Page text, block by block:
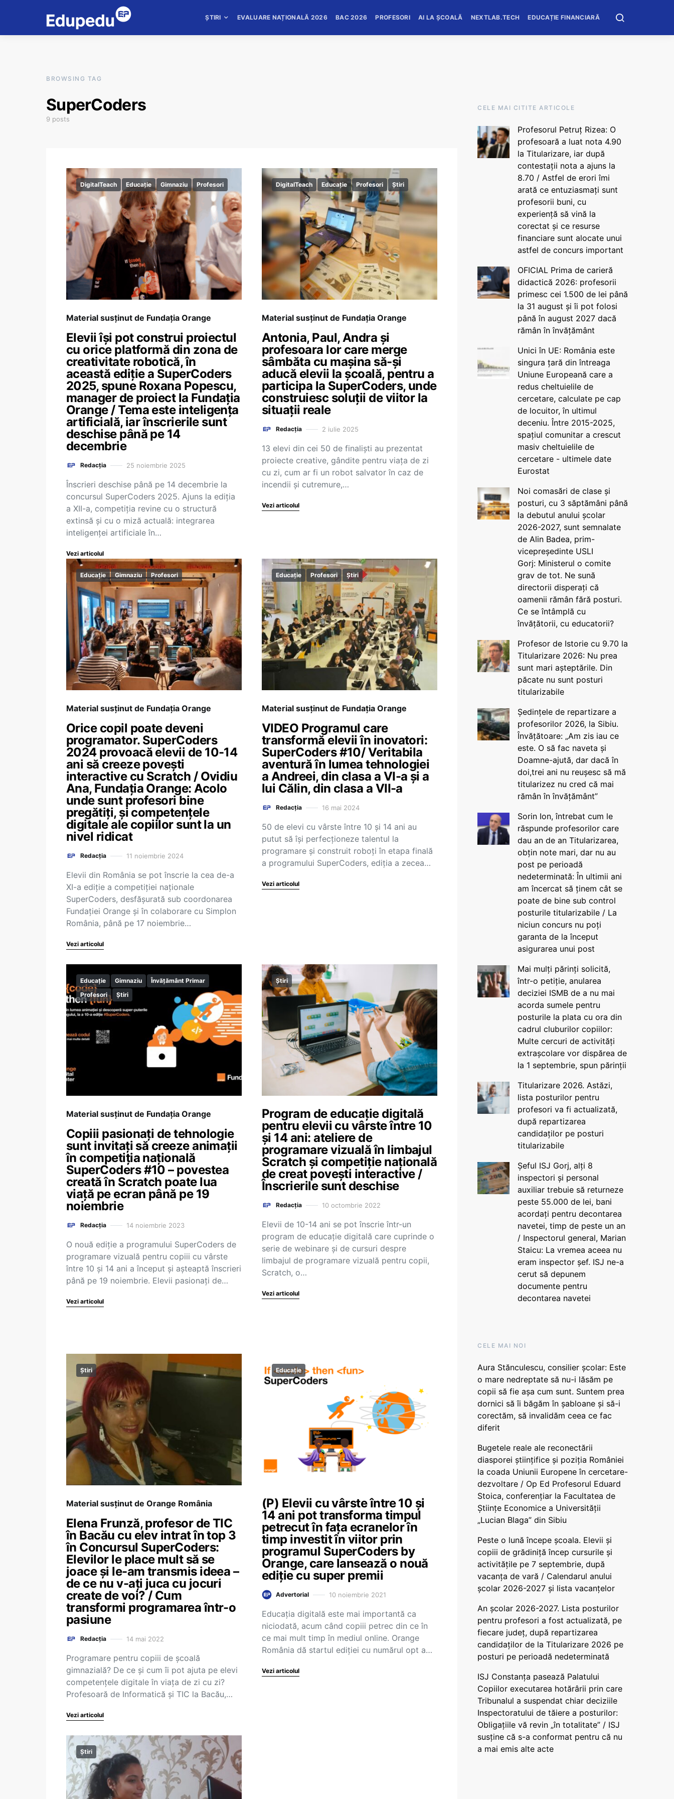
ȘTIRI EVALUARE NAȚIONALĂ 2026 BAC 2026 PROFESORI AI LA ȘCOALĂ NEXTLAB.TECH EDUCAȚIE FINANCIARĂ
BROWSING TAG
SuperCoders
9 posts
DigitalTeach Educație Gimnaziu Profesori
Material susținut de Fundația Orange
Elevii își pot construi proiectul
cu orice platformă din zona de
creativitate robotică, în
această ediție a SuperCoders
2025, spune Roxana Popescu,
manager de proiect la Fundația
Orange / Tema este inteligența
artificială, iar înscrierile sunt
deschise până pe 14
decembrie
Redacția 25 noiembrie 2025
Înscrieri deschise până pe 14 decembrie la
concursul SuperCoders 2025. Ajuns la ediția
a XII-a, competiția revine cu o structură
extinsă și cu o miză actuală: integrarea
inteligenței artificiale în…
Vezi articolul
DigitalTeach Educație Profesori Știri
Material susținut de Fundația Orange
Antonia, Paul, Andra și
profesoara lor care merge
sâmbăta cu mașina să-și
aducă elevii la școală, pentru a
participa la SuperCoders, unde
construiesc soluții de viitor la
situații reale
Redacția 2 iulie 2025
13 elevi din cei 50 de finaliști au prezentat
proiecte creative, gândite pentru viața de zi
cu zi, cum ar fi un robot salvator în caz de
incendii și cutremure,…
Vezi articolul
Educație Gimnaziu Profesori
Material susținut de Fundația Orange
Orice copil poate deveni
programator. SuperCoders
2024 provoacă elevii de 10-14
ani să creeze povești
interactive cu Scratch / Ovidiu
Ana, Fundația Orange: Acolo
unde sunt profesori bine
pregătiți, și competențele
digitale ale copiilor sunt la un
nivel ridicat
Redacția 11 noiembrie 2024
Elevii din România se pot înscrie la cea de-a
XI-a ediție a competiției naționale
SuperCoders, desfășurată sub coordonarea
Fundației Orange și în colaborare cu Simplon
România, până pe 17 noiembrie…
Vezi articolul
Educație Profesori Știri
Material susținut de Fundația Orange
VIDEO Programul care
transformă elevii în inovatori:
SuperCoders #10/ Veritabila
aventură în lumea tehnologiei
a Andreei, din clasa a VI-a și a
lui Călin, din clasa a VII-a
Redacția 16 mai 2024
50 de elevi cu vârste între 10 și 14 ani au
putut să își perfecționeze talentul la
programare și construit roboți în etapa finală
a programului SuperCoders, ediția a zecea…
Vezi articolul
Educație Gimnaziu
Învățământ Primar
Profesori
Știri
Material susținut de Fundația Orange
Copiii pasionați de tehnologie
sunt invitați să creeze animații
în competiția națională
SuperCoders #10 – povestea
creată în Scratch poate lua
viață pe ecran până pe 19
noiembrie
Redacția 14 noiembrie 2023
O nouă ediție a programului SuperCoders de
programare vizuală pentru copiii cu vârste
între 10 și 14 ani a început și așteaptă înscrieri
până pe 19 noiembrie. Elevii pasionați de…
Vezi articolul
Știri
Program de educație digitală
pentru elevii cu vârste între 10
și 14 ani: ateliere de
programare vizuală în limbajul
Scratch și competiție națională
de creat povești interactive /
Înscrierile sunt deschise
Redacția 10 octombrie 2022
Elevii de 10-14 ani se pot înscrie într-un
program de educație digitală care cuprinde o
serie de webinare și de cursuri despre
limbajul de programare vizuală pentru copii,
Scratch, o…
Vezi articolul
Știri
Material susținut de Orange România
Elena Frunză, profesor de TIC
în Bacău cu elev intrat în top 3
în Concursul SuperCoders:
Elevilor le place mult să se
joace și le-am transmis ideea –
de ce nu v-ați juca cu jocuri
create de voi? / Cum
transformi programarea într-o
pasiune
Redacția 14 mai 2022
Programare pentru copiii de școală
gimnazială? De ce și cum îi pot ajuta pe elevi
competențele digitale în viața de zi cu zi?
Profesoară de Informatică și TIC la Bacău,…
Vezi articolul
Educație
(P) Elevii cu vârste între 10 și
14 ani pot transforma timpul
petrecut în fața ecranelor în
timp investit în viitor prin
programul SuperCoders by
Orange, care lansează o nouă
ediție cu super premii
Advertorial 10 noiembrie 2021
Educația digitală este mai importantă ca
niciodată, acum când copiii petrec din ce în
ce mai mult timp în mediul online. Orange
România dă startul ediției cu numărul opt a…
Vezi articolul
Știri
CELE MAI CITITE ARTICOLE
Profesorul Petruț Rizea: O
profesoară a luat nota 4.90
la Titularizare, iar după
contestații nota a ajuns la
8.70 / Astfel de erori îmi
arată ce entuziasmați sunt
profesorii buni, cu
experiență să vină la
corectat și ce resurse
financiare sunt alocate unui
astfel de concurs important
OFICIAL Prima de carieră
didactică 2026: profesorii
primesc cei 1.500 de lei până
la 31 august și îi pot folosi
până în august 2027 dacă
rămân în învățământ
Unici în UE: România este
singura țară din întreaga
Uniune Europeană care a
redus cheltuielile de
cercetare, calculate pe cap
de locuitor, în ultimul
deceniu. Între 2015-2025,
spațiul comunitar a crescut
masiv cheltuielile de
cercetare - ultimele date
Eurostat
Noi comasări de clase și
posturi, cu 3 săptămâni până
la debutul anului școlar
2026-2027, sunt semnalate
de Alin Badea, prim-
vicepreședinte USLI
Gorj: Ministerul o comite
grav de tot. Ne sună
directorii disperați că
oamenii rămân fără posturi.
Ce se întâmplă cu
învățătorii, cu educatorii?
Profesor de Istorie cu 9.70 la
Titularizare 2026: Nu prea
sunt mari așteptările. Din
păcate nu sunt posturi
titularizabile
Ședințele de repartizare a
profesorilor 2026, la Sibiu.
Învățătoare: „Am zis iau ce
este. O să fac naveta și
Doamne-ajută, dar dacă în
doi,trei ani nu reușesc să mă
titularizez nu cred că mai
rămân în învățământ”
Sorin Ion, întrebat cum le
răspunde profesorilor care
dau an de an Titularizarea,
obțin note mari, dar nu au
post pe perioadă
nedeterminată: În ultimii ani
am încercat să ținem cât se
poate de bine sub control
posturile titularizabile / La
niciun concurs nu poți
garanta de la început
asigurarea unui post
Mai mulți părinți solicită,
într-o petiție, anularea
deciziei ISMB de a nu mai
acorda sumele pentru
posturile la plata cu ora din
cadrul cluburilor copiilor:
Multe cercuri de activități
extrașcolare vor dispărea de
la 1 septembrie, spun părinții
Titularizare 2026. Astăzi,
lista posturilor pentru
profesori va fi actualizată,
după repartizarea
candidaților pe posturi
titularizabile
Șeful ISJ Gorj, alți 8
inspectori și personal
auxiliar trebuie să returneze
peste 55.000 de lei, bani
acordați pentru decontarea
navetei, timp de peste un an
/ Inspectorul general, Marian
Staicu: La vremea aceea nu
eram inspector șef. ISJ ne-a
cerut să depunem
documente pentru
decontarea navetei
CELE MAI NOI
Aura Stănculescu, consilier școlar: Este
o mare nedreptate să nu-i lăsăm pe
copii să fie așa cum sunt. Suntem prea
dornici să îi băgăm în șabloane și să-i
corectăm, să invalidăm ceea ce fac
diferit
Bugetele reale ale reconectării
diasporei științifice și poziția României
la coada Uniunii Europene în cercetare-
dezvoltare / Op Ed Profesorul Eduard
Stoica, conferențiar la Facultatea de
Științe Economice a Universității
„Lucian Blaga” din Sibiu
Peste o lună începe școala. Elevii și
copiii de grădiniță încep cursurile și
activitățile pe 7 septembrie, după
vacanța de vară / Calendarul anului
școlar 2026-2027 și lista vacanțelor
An școlar 2026-2027. Lista posturilor
pentru profesori a fost actualizată, pe
fiecare județ, după repartizarea
candidaților de la Titularizare 2026 pe
posturi pe perioadă nedeterminată
ISJ Constanța pasează Palatului
Copiilor executarea hotărârii prin care
Tribunalul a suspendat chiar deciziile
Inspectoratului de tăiere a posturilor:
Obligațiile vă revin „în totalitate” / ISJ
susține că s-a conformat pentru că nu
a mai emis alte acte